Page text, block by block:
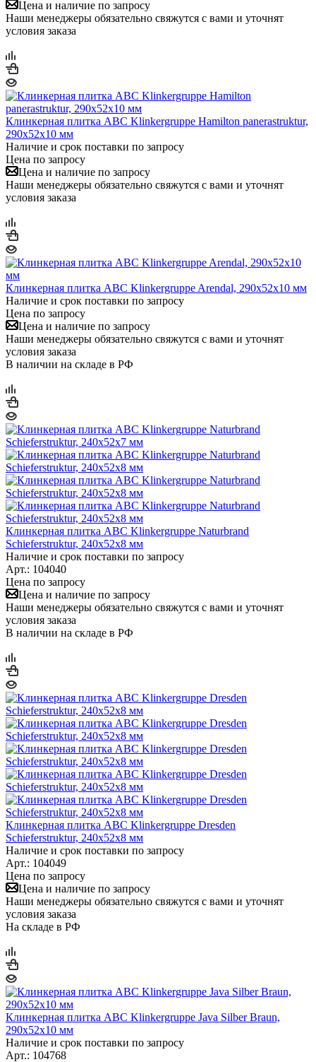
Цена и наличие по запросу
Наши менеджеры обязательно свяжутся с вами и уточнят
условия заказа
Клинкерная плитка ABC Klinkergruppe Hamilton panerastruktur,
290х52х10 мм
Наличие и срок поставки по запросу
Цена по запросу
Цена и наличие по запросу
Наши менеджеры обязательно свяжутся с вами и уточнят
условия заказа
Клинкерная плитка ABC Klinkergruppe Arendal, 290х52х10 мм
Наличие и срок поставки по запросу
Цена по запросу
Цена и наличие по запросу
Наши менеджеры обязательно свяжутся с вами и уточнят
условия заказа
В наличии на складе в РФ
Клинкерная плитка ABC Klinkergruppe Naturbrand
Schieferstruktur, 240х52х8 мм
Наличие и срок поставки по запросу
Арт.: 104040
Цена по запросу
Цена и наличие по запросу
Наши менеджеры обязательно свяжутся с вами и уточнят
условия заказа
В наличии на складе в РФ
Клинкерная плитка ABC Klinkergruppe Dresden
Schieferstruktur, 240х52х8 мм
Наличие и срок поставки по запросу
Арт.: 104049
Цена по запросу
Цена и наличие по запросу
Наши менеджеры обязательно свяжутся с вами и уточнят
условия заказа
На складе в РФ
Клинкерная плитка ABC Klinkergruppe Java Silber Braun,
290х52х10 мм
Наличие и срок поставки по запросу
Арт.: 104768